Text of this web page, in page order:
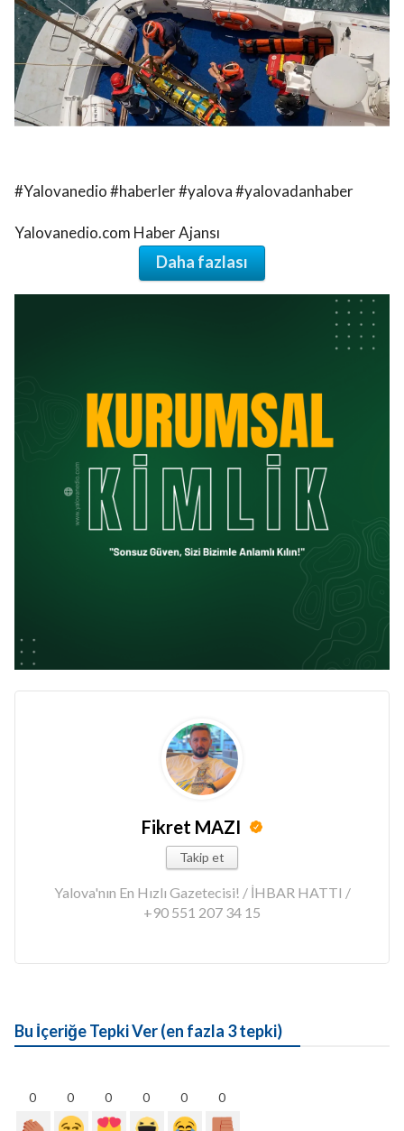
#Yalovanedio #haberler #yalova #yalovadanhaber
Yalovanedio.com Haber Ajansı
Daha fazlası
Fikret MAZI
Takip et
Yalova'nın En Hızlı Gazetecisi! / İHBAR HATTI /
+90 551 207 34 15
Bu İçeriğe Tepki Ver (en fazla 3 tepki)
0 0 0 0 0 0